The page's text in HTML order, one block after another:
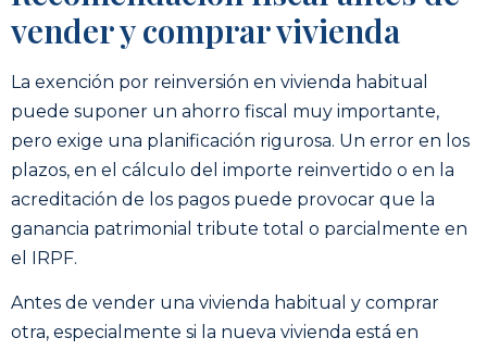
vender y comprar vivienda
La exención por reinversión en vivienda habitual
puede suponer un ahorro fiscal muy importante,
pero exige una planificación rigurosa. Un error en los
plazos, en el cálculo del importe reinvertido o en la
acreditación de los pagos puede provocar que la
ganancia patrimonial tribute total o parcialmente en
el IRPF.
Antes de vender una vivienda habitual y comprar
otra, especialmente si la nueva vivienda está en